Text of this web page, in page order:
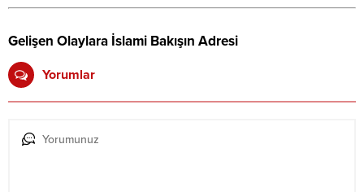
Gelişen Olaylara İslami Bakışın Adresi
Yorumlar